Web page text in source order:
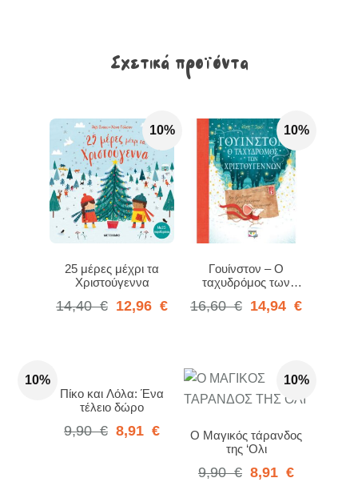
Σχετικά προϊόντα
10%
25 μέρες μέχρι τα
Χριστούγεννα
14,40 € 12,96 €
10%
Γουίνστον – Ο
ταχυδρόμος των
16,60 € 14,94 €
10%
Πίκο και Λόλα: Ένα
τέλειο δώρο
9,90 € 8,91 €
10%
Ο Μαγικός τάρανδος
της ‘Ολι
9,90 € 8,91 €